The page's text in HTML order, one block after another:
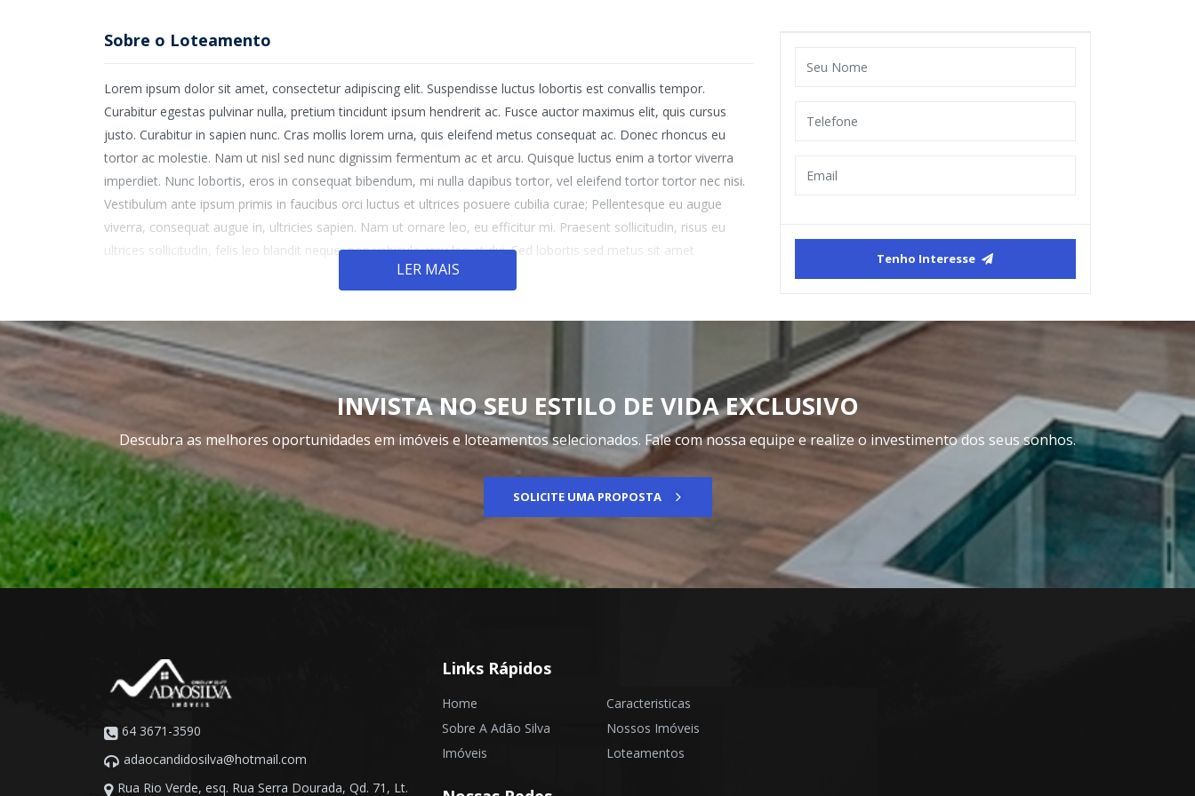
Sobre o Loteamento
Lorem ipsum dolor sit amet, consectetur adipiscing elit. Suspendisse luctus lobortis est convallis tempor.
Curabitur egestas pulvinar nulla, pretium tincidunt ipsum hendrerit ac. Fusce auctor maximus elit, quis cursus
justo. Curabitur in sapien nunc. Cras mollis lorem urna, quis eleifend metus consequat ac. Donec rhoncus eu
tortor ac molestie. Nam ut nisl sed nunc dignissim fermentum ac et arcu. Quisque luctus enim a tortor viverra
imperdiet. Nunc lobortis, eros in consequat bibendum, mi nulla dapibus tortor, vel eleifend tortor tortor nec nisi.
Vestibulum ante ipsum primis in faucibus orci luctus et ultrices posuere cubilia curae; Pellentesque eu augue
viverra, consequat augue in, ultricies sapien. Nam ut ornare leo, eu efficitur mi. Praesent sollicitudin, risus eu
ultrices sollicitudin, felis leo blandit neque, non vehicula arcu leo at dui. Sed lobortis sed metus sit amet
LER MAIS
Tenho Interesse
INVISTA NO SEU ESTILO DE VIDA EXCLUSIVO
Descubra as melhores oportunidades em imóveis e loteamentos selecionados. Fale com nossa equipe e realize o investimento dos seus sonhos.
SOLICITE UMA PROPOSTA
64 3671-3590
adaocandidosilva@hotmail.com
Rua Rio Verde, esq. Rua Serra Dourada, Qd. 71, Lt.
Links Rápidos
Home
Sobre A Adão Silva
Imóveis
Caracteristicas
Nossos Imóveis
Loteamentos